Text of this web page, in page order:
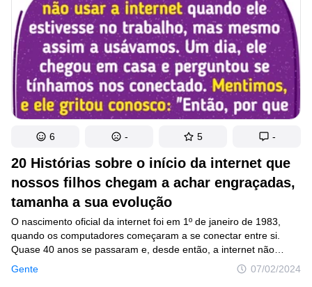
resultado, os caras tornaram-se uma espécie de empregados
freelancers, com cujas presenças a empresa só sai ganhando.
20 Histórias sobre o início da internet que
nossos filhos chegam a achar engraçadas,
tamanha a sua evolução
Gente 07/02/2024
O nascimento oficial da internet foi em 1º de janeiro de 1983,
quando os computadores começaram a se conectar entre si.
Quase 40 anos se passaram e, desde então, a internet não
parou de evoluir. Tanto que hoje ela é completamente diferente
6 - 5 -
Arte
Saúde
Admiração
Animais
Fotografia
Famosos
Curiosidades
Lugares
Humor